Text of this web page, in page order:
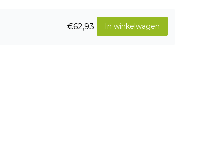
In winkelwagen
€62,93